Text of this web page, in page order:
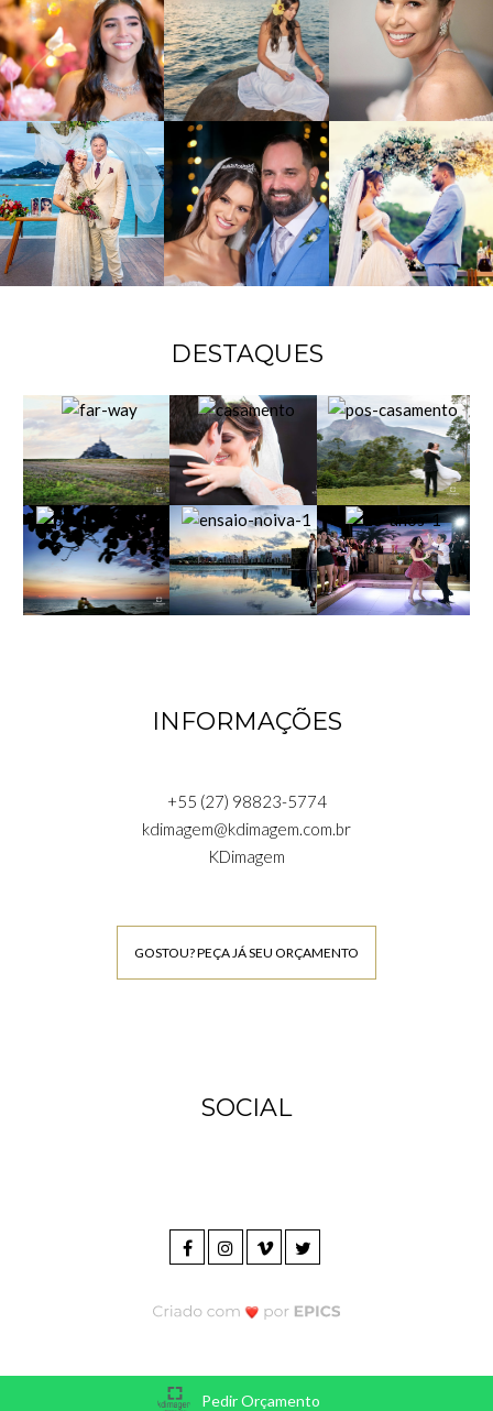
DESTAQUES
INFORMAÇÕES
+55 (27) 98823-5774
kdimagem@kdimagem.com.br
KDimagem
GOSTOU? PEÇA JÁ SEU ORÇAMENTO
SOCIAL
Pedir Orçamento